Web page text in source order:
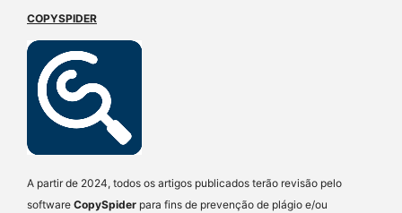
COPYSPIDER
A partir de 2024, todos os artigos publicados terão revisão pelo
software CopySpider para fins de prevenção de plágio e/ou